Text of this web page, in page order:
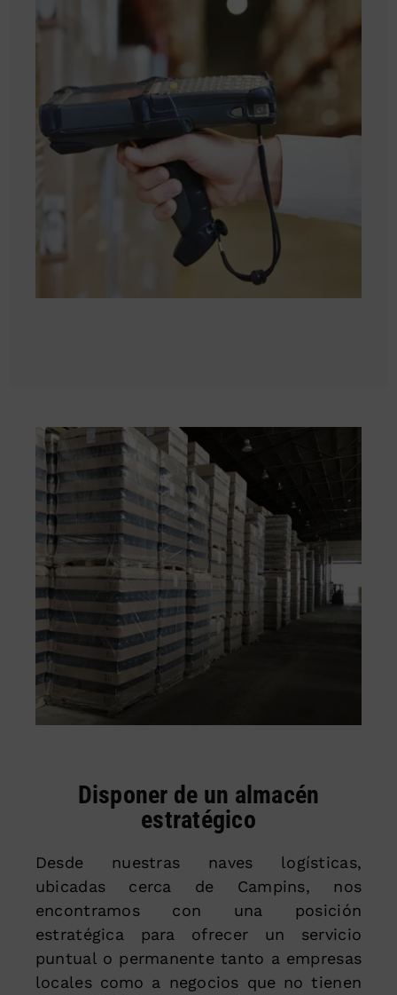
Disponer de un almacén
estratégico
Desde nuestras naves logísticas,
ubicadas cerca de Campins, nos
encontramos con una posición
estratégica para ofrecer un servicio
puntual o permanente tanto a empresas
locales como a negocios que no tienen